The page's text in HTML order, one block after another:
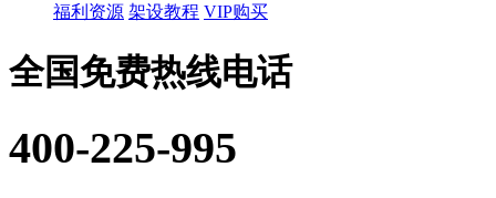
福利资源 架设教程 VIP购买
全国免费热线电话
400-225-995